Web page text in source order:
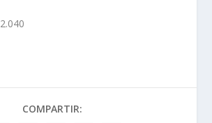
2.040
COMPARTIR: